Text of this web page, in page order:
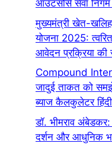
आउटसोर्स सेवा
मुख्यमंत्री खेत-
योजना 2025:
आवेदन प्रक्रिया की
Compound
जादुई ताकत को
ब्याज कैलकुलेटर
डॉ. भीमराव अंबेडकर:
दर्शन और आधुनिक